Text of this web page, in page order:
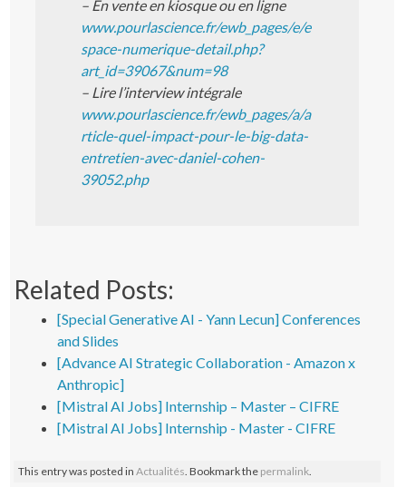
– En vente en kiosque ou en ligne
www.pourlascience.fr/ewb_pages/e/e
space-numerique-detail.php?
art_id=39067&num=98
– Lire l’interview intégrale
www.pourlascience.fr/ewb_pages/a/a
rticle-quel-impact-pour-le-big-data-
entretien-avec-daniel-cohen-
39052.php
Related Posts:
[Special Generative AI - Yann Lecun] Conferences
and Slides
[Advance AI Strategic Collaboration - Amazon x
Anthropic]
[Mistral AI Jobs] Internship – Master – CIFRE
[Mistral AI Jobs] Internship - Master - CIFRE
This entry was posted inActualités. Bookmark the permalink.